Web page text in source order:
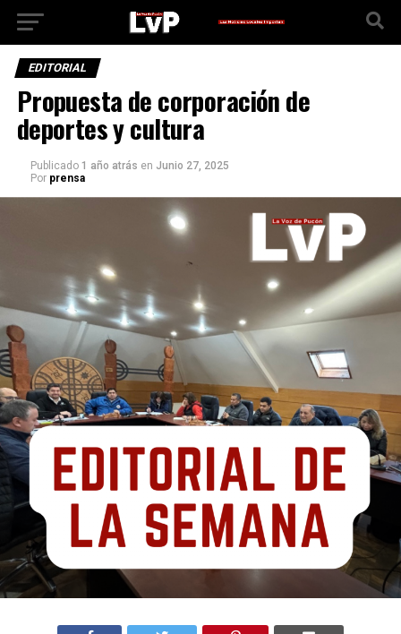
EDITORIAL
Propuesta de corporación de
deportes y cultura
Publicado 1 año atrás en Junio 27, 2025
Por prensa